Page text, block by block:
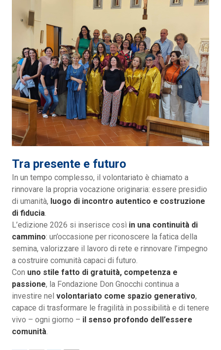
Tra presente e futuro
In un tempo complesso, il volontariato è chiamato a
rinnovare la propria vocazione originaria: essere presidio
di umanità, luogo di incontro autentico e costruzione
di fiducia
L’edizione 2026 si inserisce così in una continuità di
cammino: un’occasione per riconoscere la fatica della
semina, valorizzare il lavoro di rete e rinnovare l’impegno
a costruire comunità capaci di futuro.
Con uno stile fatto di gratuità, competenza e
passione, la Fondazione Don Gnocchi continua a
investire nel volontariato come spazio generativo,
capace di trasformare le fragilità in possibilità e di tenere
vivo – ogni giorno – il senso profondo dell’essere
comunità